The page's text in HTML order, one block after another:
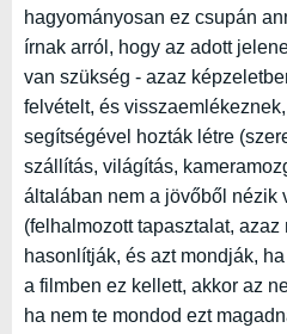
hagyományosan ez csupán
írnak arról, hogy az adott
van szükség - azaz
felvételt, és
segítségével hozták létre
szállítás, világítás,
általában nem a jövőből nézik
(felhalmozott tapasztalat, azaz
hasonlítják, és azt mondják,
a filmben ez kellett, akkor az
ha nem te mondod ezt